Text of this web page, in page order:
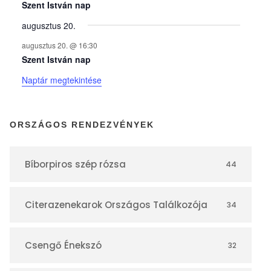
y
e
k
n
a
á
Szent István nap
augusztus 20.
augusztus 20. @ 16:30
Szent István nap
Naptár megtekintése
ORSZÁGOS RENDEZVÉNYEK
Bíborpiros szép rózsa 44
Citerazenekarok Országos Találkozója 34
Csengő Énekszó 32